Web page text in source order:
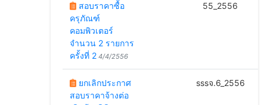
สอบราคาซื้อ
ครุภัณฑ์
คอมพิวเตอร์
จำนวน 2 รายการ
ครั้งที่ 24/4/2556
55_2556
ยกเลิกประกาศ
สอบราคาจ้างต่อ
sssจ.6_2556